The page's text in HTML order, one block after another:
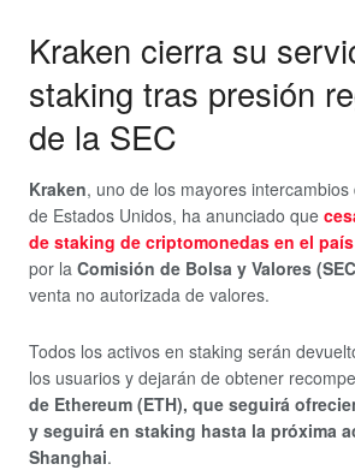
Kraken cierra su
staking tras presión
de la SEC
Kraken, uno de los mayores
de Estados Unidos, ha anunciado que
de staking de criptomonedas en el país
por la Comisión de Bolsa y Valores
venta no autorizada de valores.
Todos los activos en staking serán
los usuarios y dejarán de obtener
de Ethereum (ETH), que seguirá
y seguirá en staking hasta la próxima
Shanghai.